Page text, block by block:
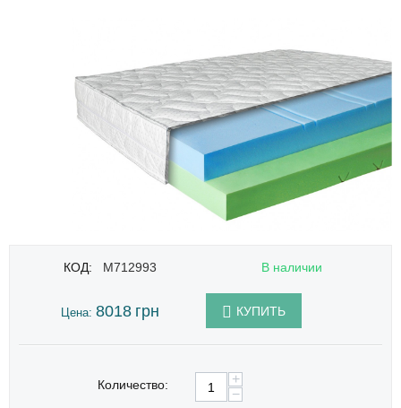
КОД: M712993 В наличии
Цена: 8018 грн КУПИТЬ
Количество:
+
−